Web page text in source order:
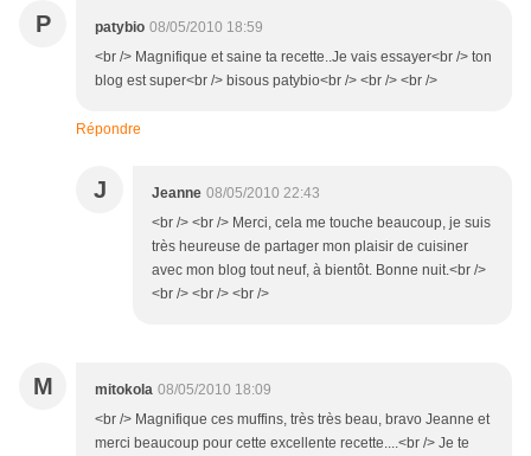
P patybio 08/05/2010 18:59
<br /> Magnifique et saine ta recette..Je vais essayer<br /> ton
blog est super<br /> bisous patybio<br /> <br /> <br />
Répondre
J Jeanne 08/05/2010 22:43
<br /> <br /> Merci, cela me touche beaucoup, je suis
très heureuse de partager mon plaisir de cuisiner
avec mon blog tout neuf, à bientôt. Bonne nuit.<br />
<br /> <br /> <br />
M mitokola 08/05/2010 18:09
<br /> Magnifique ces muffins, très très beau, bravo Jeanne et
merci beaucoup pour cette excellente recette....<br /> Je te